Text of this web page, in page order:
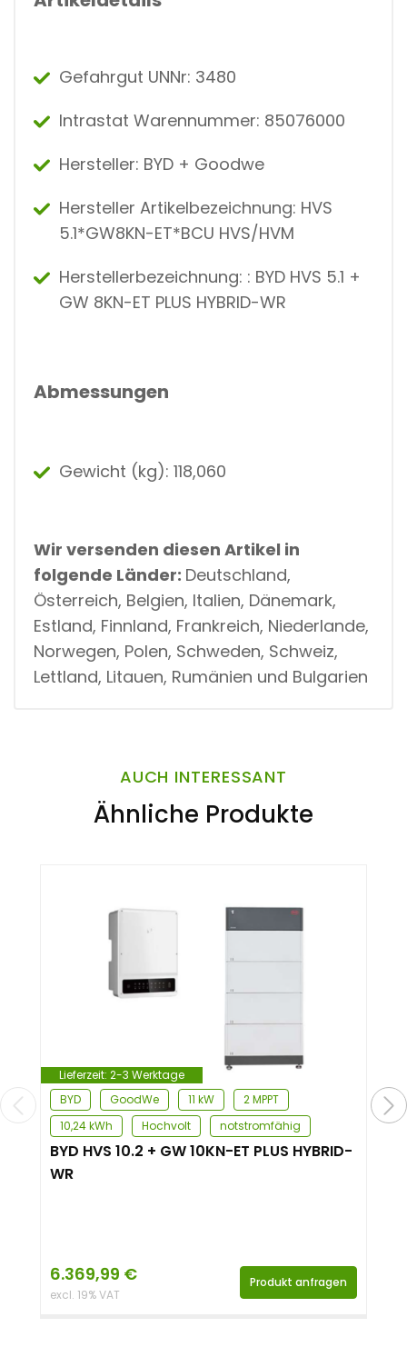
Gefahrgut UNNr: 3480
Intrastat Warennummer: 85076000
Hersteller: BYD + Goodwe
Hersteller Artikelbezeichnung: HVS
5.1*GW8KN-ET*BCU HVS/HVM
Herstellerbezeichnung: : BYD HVS 5.1 +
GW 8KN-ET PLUS HYBRID-WR
Abmessungen
Gewicht (kg): 118,060
Wir versenden diesen Artikel in
folgende Länder: Deutschland,
Österreich, Belgien, Italien, Dänemark,
Estland, Finnland, Frankreich, Niederlande,
Norwegen, Polen, Schweden, Schweiz,
Lettland, Litauen, Rumänien und Bulgarien
AUCH INTERESSANT
Ähnliche Produkte
Lieferzeit: 2-3 Werktage
BYD
GoodWe 11 kW
2 MPPT
10,24 kWh
Hochvolt notstromfähig
BYD HVS 10.2 + GW 10KN-ET PLUS HYBRID-
WR
6.369,99 €
excl. 19% VAT
Produkt anfragen